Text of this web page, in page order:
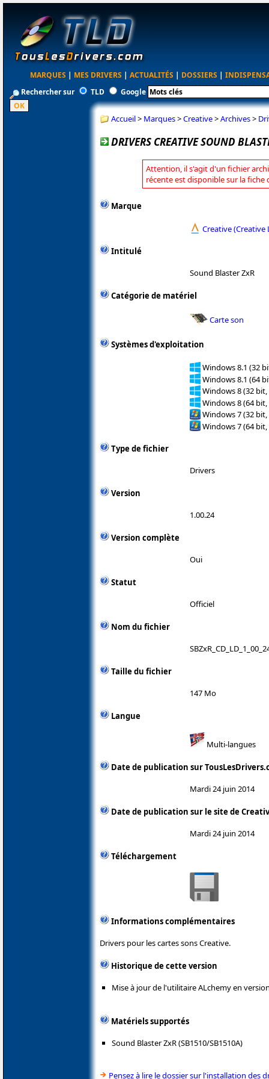
MARQUES | MES DRIVERS | ACTUALITÉS | DOSSIERS |
Rechercher sur
TLD Google
Accueil> Marques>Creative>Archives>
DRIVERS CREATIVE SOUND
Attention, il s'agit d'un fichier
récente est disponible sur la fiche
Marque
Creative (Creative
Intitulé
Sound Blaster ZxR
Catégorie de matériel
Carte son
Systèmes d'exploitation
Windows 8.1 (32
Windows 8.1 (64
Windows 8 (32 bit,
Windows 8 (64 bit,
Windows 7 (32 bit,
Windows 7 (64 bit,
Type de fichier
Drivers
Version
1.00.24
Version complète
Oui
Statut
Officiel
Nom du fichier
Taille du fichier
147 Mo
Langue
Multi-langues
Date de publication sur
Mardi 24 juin 2014
Date de publication sur le site de
Mardi 24 juin 2014
Téléchargement
Informations complémentaires
Drivers pour les cartes sons Creative.
Historique de cette version
Mise à jour de l'utilitaire ALchemy en
Matériels supportés
Sound Blaster ZxR (SB1510/SB1510A)
Pensez à lire le dossier sur l'installation des